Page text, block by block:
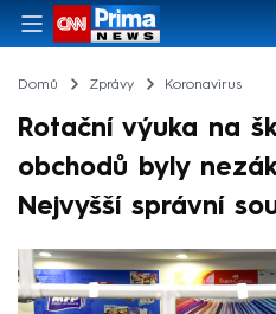
Domů Zprávy Koronavirus
Rotační výuka na
obchodů byly
Nejvyšší správní